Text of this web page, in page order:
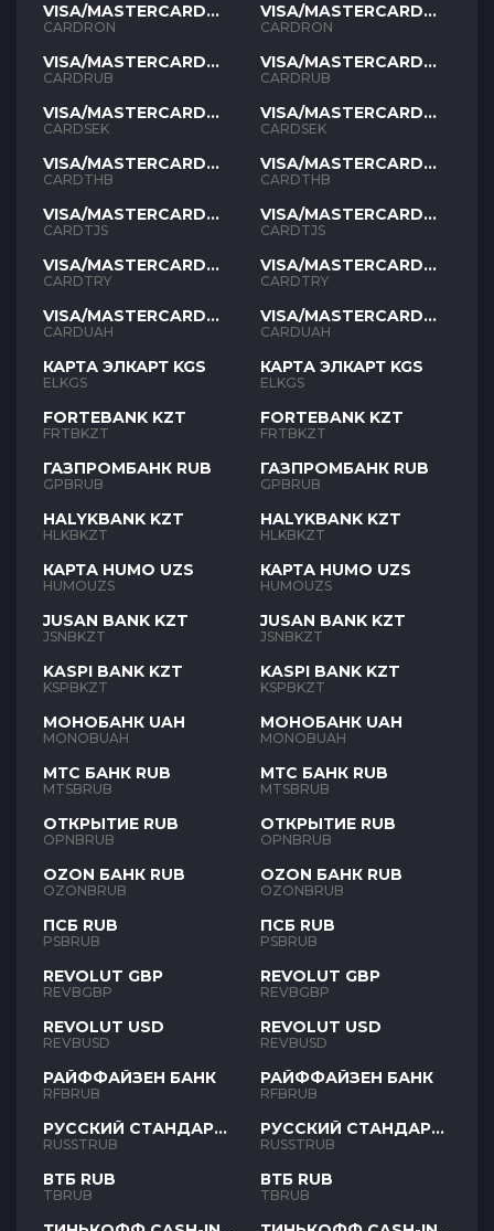
VISA/MASTERCARD
RON
CARDRON
VISA/MASTERCARD
RUB
CARDRUB
VISA/MASTERCARD
SEK
CARDSEK
VISA/MASTERCARD
THB
CARDTHB
VISA/MASTERCARD
TJS
CARDTJS
VISA/MASTERCARD
TYR
CARDTRY
VISA/MASTERCARD
UAH
CARDUAH
КАРТА ЭЛКАРТ KGS
ELKGS
FORTEBANK KZT
FRTBKZT
ГАЗПРОМБАНК RUB
GPBRUB
HALYKBANK KZT
HLKBKZT
КАРТА HUMO UZS
HUMOUZS
JUSAN BANK KZT
JSNBKZT
KASPI BANK KZT
KSPBKZT
МОНОБАНК UAH
MONOBUAH
МТС БАНК RUB
MTSBRUB
ОТКРЫТИЕ RUB
OPNBRUB
OZON БАНК RUB
OZONBRUB
ПСБ RUB
PSBRUB
REVOLUT GBP
REVBGBP
REVOLUT USD
REVBUSD
РАЙФФАЙЗЕН БАНК
RFBRUB
РУССКИЙ СТАНДАРТ
RUB
RUSSTRUB
ВТБ RUB
TBRUB
VISA/MASTERCARD
RON
CARDRON
VISA/MASTERCARD
RUB
CARDRUB
VISA/MASTERCARD
SEK
CARDSEK
VISA/MASTERCARD
THB
CARDTHB
VISA/MASTERCARD
TJS
CARDTJS
VISA/MASTERCARD
TYR
CARDTRY
VISA/MASTERCARD
UAH
CARDUAH
КАРТА ЭЛКАРТ KGS
ELKGS
FORTEBANK KZT
FRTBKZT
ГАЗПРОМБАНК RUB
GPBRUB
HALYKBANK KZT
HLKBKZT
КАРТА HUMO UZS
HUMOUZS
JUSAN BANK KZT
JSNBKZT
KASPI BANK KZT
KSPBKZT
МОНОБАНК UAH
MONOBUAH
МТС БАНК RUB
MTSBRUB
ОТКРЫТИЕ RUB
OPNBRUB
OZON БАНК RUB
OZONBRUB
ПСБ RUB
PSBRUB
REVOLUT GBP
REVBGBP
REVOLUT USD
REVBUSD
РАЙФФАЙЗЕН БАНК
RFBRUB
РУССКИЙ СТАНДАРТ
RUB
RUSSTRUB
ВТБ RUB
TBRUB